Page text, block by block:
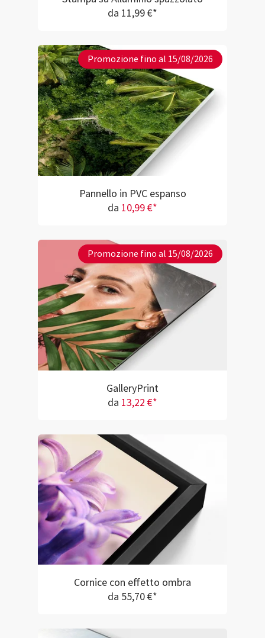
da 11,99 €*
Promozione fino al 15/08/2026
Pannello in PVC espanso
da 10,99 €*
Promozione fino al 15/08/2026
GalleryPrint
da 13,22 €*
Cornice con effetto ombra
da 55,70 €*